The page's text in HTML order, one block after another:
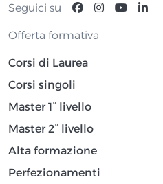
Seguici su
Offerta formativa
Corsi di Laurea
Corsi singoli
Master 1° livello
Master 2° livello
Alta formazione
Perfezionamenti